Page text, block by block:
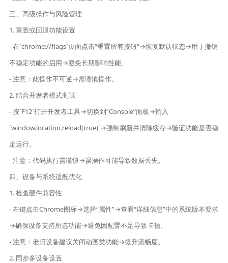
三、高级操作与风险管理
1. 重置或回退功能设置
- 在`chrome://flags`页面点击“重置所有按钮”→恢复默认状态→用于撤销
不稳定功能的启用→避免长期影响性能。
- 注意：此操作不可逆→需谨慎操作。
2. 结合开发者模式测试
- 按`F12`打开开发者工具→切换到“Console”面板→输入
`window.location.reload(true)`→强制刷新并清除缓存→验证功能是否稳
定运行。
- 注意：代码执行需谨慎→误操作可能导致数据丢失。
四、设备与系统适配优化
1. 检查硬件兼容性
- 右键点击Chrome图标→选择“属性”→查看“详细信息”中的系统版本要求
→确保设备支持所选功能→避免因配置不足导致卡顿。
- 注意：老旧设备建议关闭动画类功能→提升流畅度。
2. 同步多设备设置